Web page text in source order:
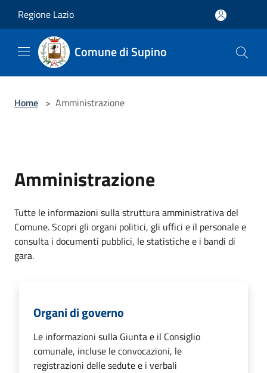
Regione Lazio
Comune di Supino
Home > Amministrazione
Amministrazione
Tutte le informazioni sulla struttura amministrativa del
Comune. Scopri gli organi politici, gli uffici e il personale e
consulta i documenti pubblici, le statistiche e i bandi di
gara.
Organi di governo
Le informazioni sulla Giunta e il Consiglio
comunale, incluse le convocazioni, le
registrazioni delle sedute e i verbali